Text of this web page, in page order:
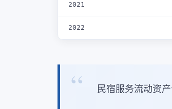
2021
2022
民宿服务流动资